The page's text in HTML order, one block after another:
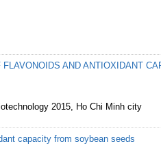
AND ANTIOXIDANT
2015, Ho Chi Minh city
capacity from soybean seeds